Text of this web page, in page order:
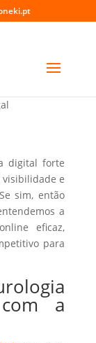
digital forte
visibilidade e
sim, então
a
eficaz,
para
a